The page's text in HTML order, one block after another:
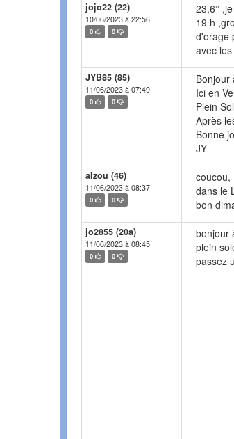
jojo22 (22)
10/06/2023 à 22:56
0 0
23,6°
19 h
d'orage
avec
JYB85 (85)
11/06/2023 à 07:49
0 0
Bonjour
Ici en
Plein
Après
Bonne
JY
alzou (46)
11/06/2023 à 08:37
0 0
coucou,
dans le
bon
jo2855 (20a)
11/06/2023 à 08:45
0 0
bonjour
plein
passez